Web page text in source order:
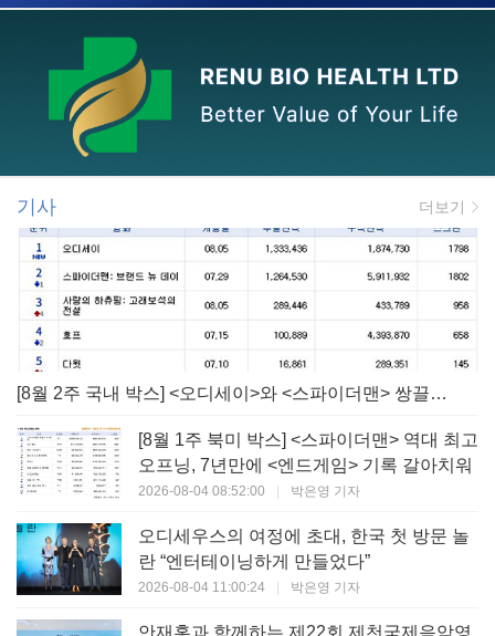
기사 더보기
[8월 2주 국내 박스] <오디세이>와 <스파이더맨> 쌍끌이! 대작 틈바구니 속 빛난 <사랑의 하츄핑>
[8월 1주 북미 박스] <스파이더맨> 역대 최고
오프닝, 7년만에 <엔드게임> 기록 갈아치워
2026-08-04 08:52:00 | 박은영 기자
오디세우스의 여정에 초대, 한국 첫 방문 놀
란 “엔터테이닝하게 만들었다”
2026-08-04 11:00:24 | 박은영 기자
안재홍과 함께하는 제22회 제천국제음악영